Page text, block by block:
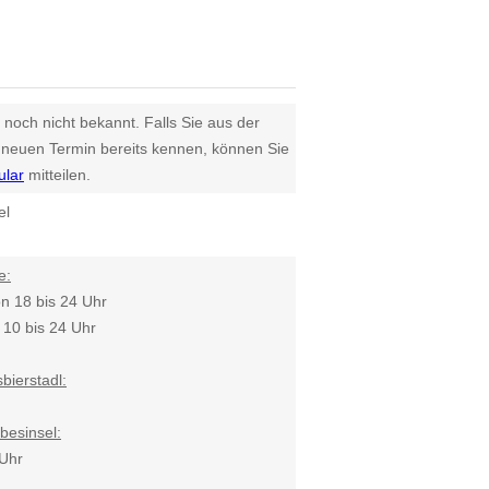
nicht bekannt. Falls Sie aus der
Termin bereits kennen, können Sie
mitteilen.
18 bis 24 Uhr
bis 24 Uhr